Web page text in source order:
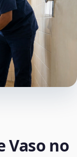
Vaso no